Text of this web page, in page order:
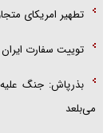
تطهیر امریکای
توییت سفارت
بذرپاش: ‏جنگ
می‌بلعد